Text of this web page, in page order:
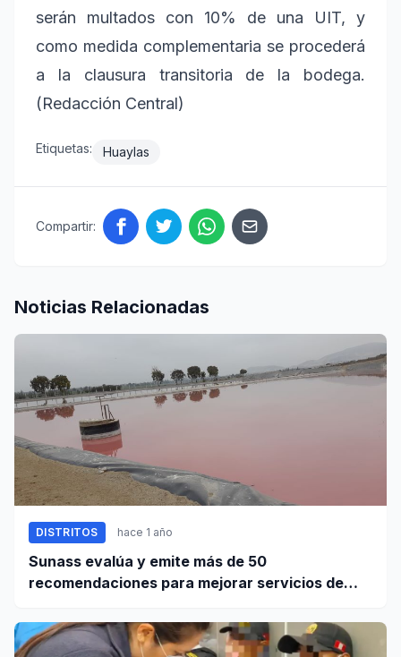
serán multados con 10% de una UIT, y
como medida complementaria se procederá
a la clausura transitoria de la bodega.
(Redacción Central)
Etiquetas: Huaylas
Compartir:
Noticias Relacionadas
DISTRITOS hace 1 año
Sunass evalúa y emite más de 50
recomendaciones para mejorar servicios de